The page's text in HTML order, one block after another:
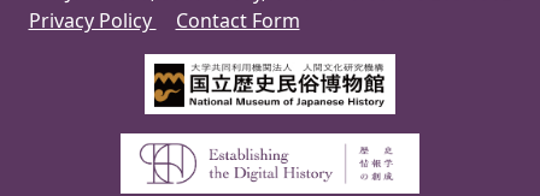
Privacy Policy
Contact Form